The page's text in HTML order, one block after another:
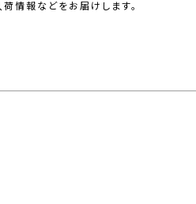
情報などをお届けします。